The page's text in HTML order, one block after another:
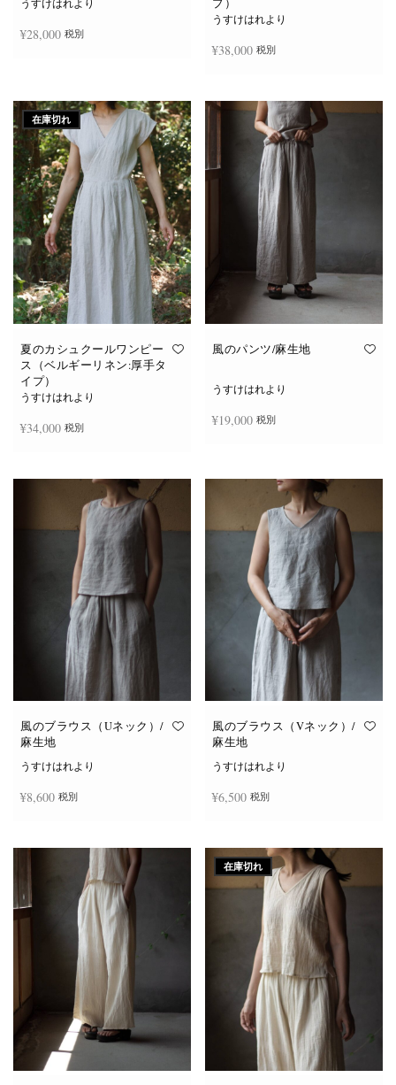
ら
選
択
で
き
ま
す
ら
選
択
で
き
ま
す
うすけはれより
¥28,000 税別
プ）
うすけはれより
¥38,000 税別
在庫切れ
夏のカシュクールワンピー
ス（ベルギーリネン:厚手タ
イプ）
うすけはれより
¥34,000 税別
風のパンツ/麻生地
うすけはれより
¥19,000 税別
風のブラウス（Uネック）/
麻生地
うすけはれより
¥8,600 税別
の
商
品
に
は
複
数
の
バ
リ
エ
ー
シ
ョ
ン
が
あ
ま
風のブラウス（Vネック）/
麻生地
うすけはれより
¥6,500 税別
の
商
品
に
は
複
数
の
バ
リ
エ
ー
シ
ョ
ン
が
あ
り
ま
在庫切れ